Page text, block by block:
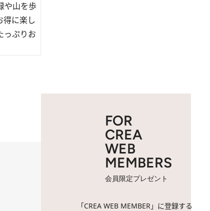
や山を歩
得に楽し
っぷりお
FOR
CREA
WEB
MEMBERS
会員限定プレゼント
「CREA WEB MEMBER」に登録する